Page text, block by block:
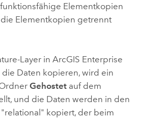
Elementkopien
Elementkopien getrennt
Layer in ArcGIS Enterprise
Daten kopieren, wird ein
Gehostetauf dem
und die Daten werden in den
"relational" kopiert, der beim